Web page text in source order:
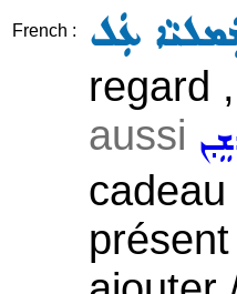
French : ܥܲܠ
regard
aussi
cadeau